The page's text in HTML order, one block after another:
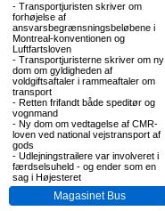
- Transportjuristen skriver om
forhøjelse af
ansvarsbegrænsningsbeløbene i
Montreal-konventionen og
Luftfartsloven
- Transportjuristerne skriver om ny
dom om gyldigheden af
voldgiftsaftaler i rammeaftaler om
transport
- Retten frifandt både speditør og
vognmand
- Ny dom om vedtagelse af CMR-
loven ved national vejstransport af
gods
- Udlejningstrailere var involveret i
færdselsuheld - og ender som en
sag i Højesteret
Magasinet Bus